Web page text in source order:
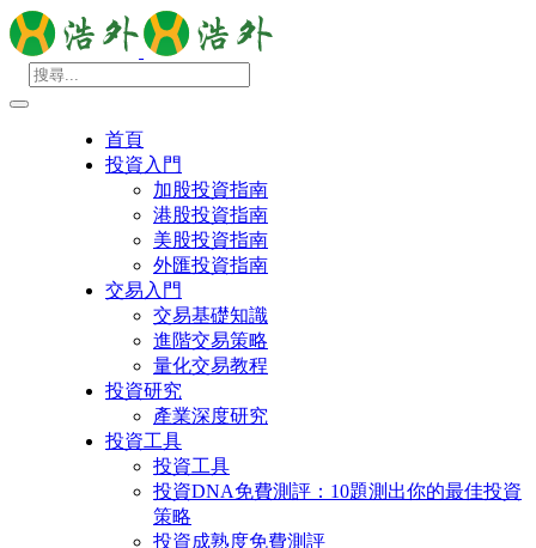
首頁
投資入門
加股投資指南
港股投資指南
美股投資指南
外匯投資指南
交易入門
交易基礎知識
進階交易策略
量化交易教程
投資研究
產業深度研究
投資工具
投資工具
投資DNA免費測評：10題測出你的最佳投資
策略
投資成熟度免費測評